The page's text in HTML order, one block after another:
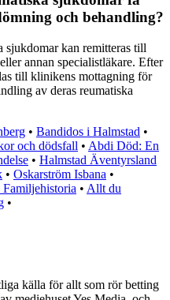
och behandling?
sjukdomar kan remitteras till
annan specialistläkare. Efter
till klinikens mottagning för
av deras reumatiska
• Bandidos i Halmstad •
och dödsfall • Abdi Död: En
• Halmstad Äventyrsland
• Oskarström Isbana •
• Allt du
•
källa för allt som rör betting